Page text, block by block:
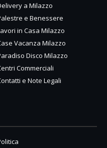
a Milazzo
e Benessere
in Casa Milazzo
Vacanza Milazzo
Disco Milazzo
Commerciali
e Note Legali